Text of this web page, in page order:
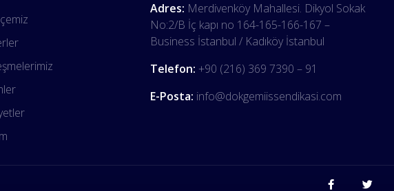
Adres: Merdivenköy Mahallesi. Dikyol Sokak
No:2/B İç kapı no 164-165-166-167 –
Business İstanbul / Kadıköy İstanbul
Telefon: +90 (216) 369 7390 – 91
E-Posta: info@dokgemiissendikasi.com